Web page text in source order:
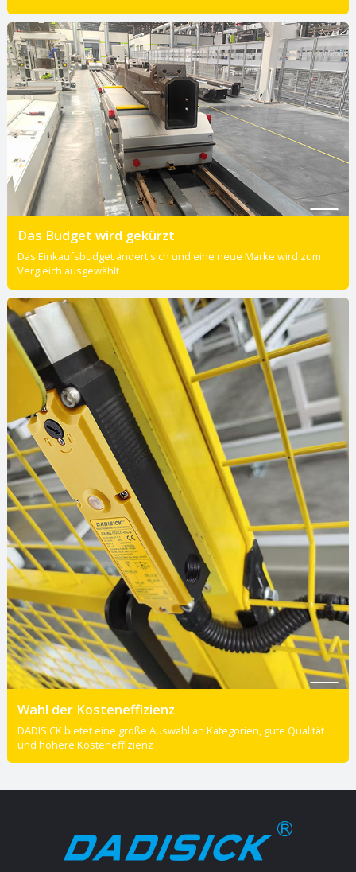
Das Budget wird gekürzt
Das Einkaufsbudget ändert sich und eine neue Marke wird zum
Vergleich ausgewählt
Wahl der Kosteneffizienz
DADISICK bietet eine große Auswahl an Kategorien, gute Qualität
und höhere Kosteneffizienz